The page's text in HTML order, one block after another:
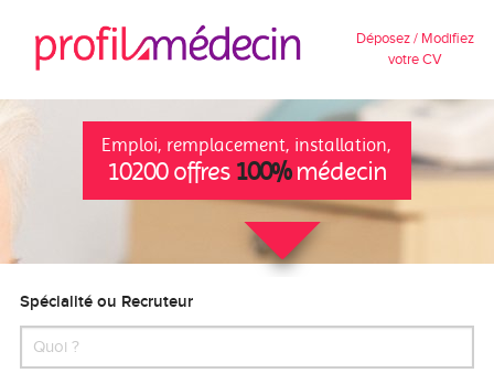
Déposez / Modifiez
votre CV
Emploi, remplacement, installation,
10200 offres 100%médecin
Spécialité ou Recruteur